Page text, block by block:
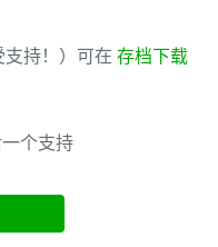
支持！）可在 存档下载
个支持